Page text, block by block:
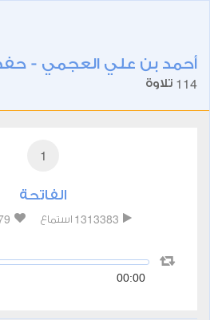
أحمد بن علي العجمي -
114 تلاوة
1
الفاتحة
1313383 استماع
00:00